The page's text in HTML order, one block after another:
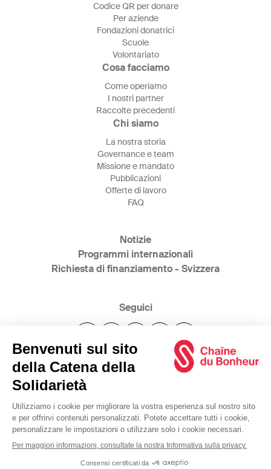
Codice QR per donare
Per aziende
Fondazioni donatrici
Scuole
Volontariato
Cosa facciamo
Come operiamo
I nostri partner
Raccolte precedenti
Chi siamo
La nostra storia
Governance e team
Missione e mandato
Pubblicazioni
Offerte di lavoro
FAQ
Notizie
Programmi internazionali
Richiesta di finanziamento - Svizzera
Seguici
@2025 Catena della Solidarietà
www.glueckskette.ch